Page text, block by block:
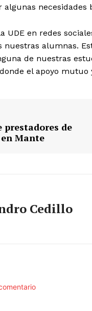
algunas necesidades
UDE en redes
nuestras alumnas.
de nuestras
el apoyo
prestadores de
Mante
Cedillo